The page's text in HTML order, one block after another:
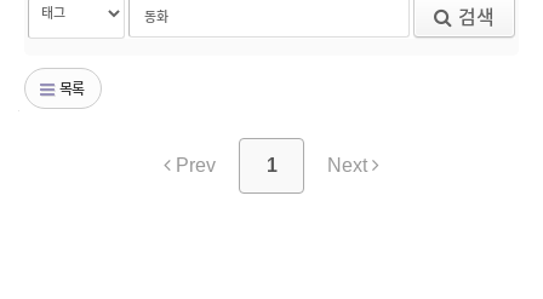
검색
목록
Prev 1 Next